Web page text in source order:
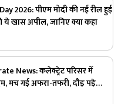
2026: पीएम मोदी की नई रील हुई
ये खास अपील, जानिए क्या कहा
News: कलेक्ट्रेट परिसर में
मच गई अफरा-तफरी, दौड़ पड़े
है पूरा मामला